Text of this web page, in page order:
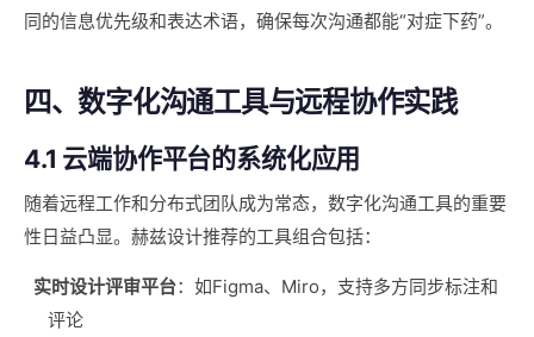
同的信息优先级和表达术语，确保每次沟通都能“对症下药”。
四、数字化沟通工具与远程协作实践
4.1 云端协作平台的系统化应用
随着远程工作和分布式团队成为常态，数字化沟通工具的重要
性日益凸显。赫兹设计推荐的工具组合包括：
实时设计评审平台：如Figma、Miro，支持多方同步标注和
评论